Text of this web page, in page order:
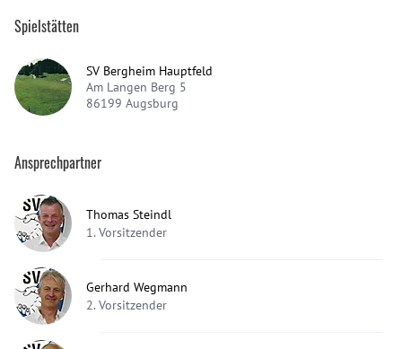
Spielstätten
SV Bergheim Hauptfeld
Am Langen Berg 5
86199 Augsburg
Ansprechpartner
Thomas Steindl
1. Vorsitzender
Gerhard Wegmann
2. Vorsitzender